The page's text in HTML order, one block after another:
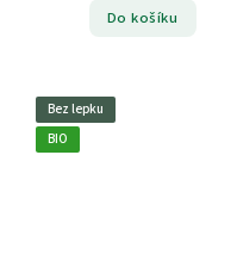
Do košíku
Bez lepku
BIO